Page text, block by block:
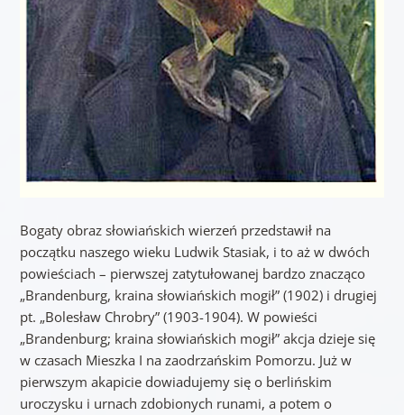
Bogaty obraz słowiańskich wierzeń przedstawił na
początku naszego wieku Ludwik Stasiak, i to aż w dwóch
powieściach – pierwszej zatytułowanej bardzo znacząco
„Brandenburg, kraina słowiańskich mogił” (1902) i drugiej
pt. „Bolesław Chrobry” (1903-1904). W powieści
„Brandenburg; kraina słowiańskich mogił” akcja dzieje się
w czasach Mieszka I na zaodrzańskim Pomorzu. Już w
pierwszym akapicie dowiadujemy się o berlińskim
uroczysku i urnach zdobionych runami, a potem o